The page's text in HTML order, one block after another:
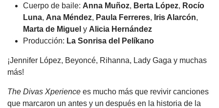
Cuerpo de baile: Anna Muñoz, Berta López, Rocío
Luna, Ana Méndez, Paula Ferreres, Iris Alarcón,
Marta de Miguel y Alicia Hernández
Producción: La Sonrisa del Pelíkano
¡Jennifer López, Beyoncé, Rihanna, Lady Gaga y muchas
más!
The Divas Xperience es mucho más que revivir canciones
que marcaron un antes y un después en la historia de la